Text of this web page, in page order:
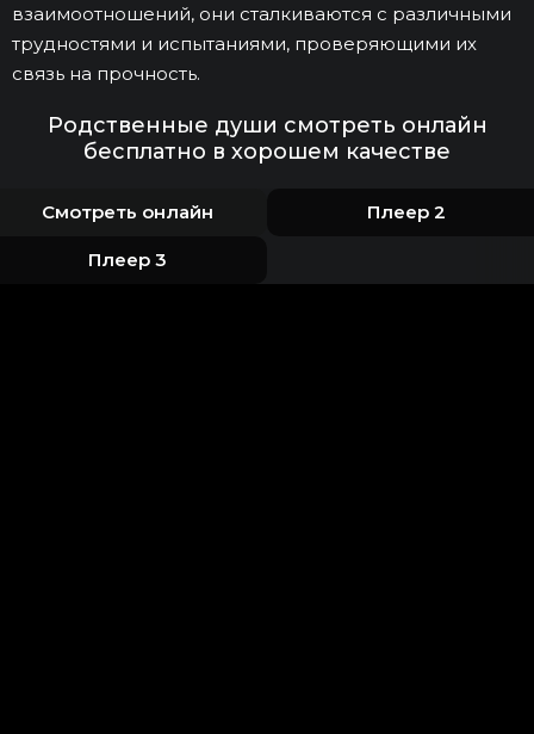
взаимоотношений, они сталкиваются с различными
трудностями и испытаниями, проверяющими их
связь на прочность.
Родственные души смотреть онлайн
бесплатно в хорошем качестве
Смотреть онлайн Плеер 2
Плеер 3